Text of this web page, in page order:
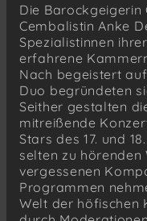
Die Barockgeigerin
Cembalistin Anke
Spezialistinnen
erfahrene
Nach begeistert
Duo begründeten
Seither gestalten
mitreißende
Stars des 17. und
selten zu hörenden
vergessenen
Programmen
Welt der höfischen